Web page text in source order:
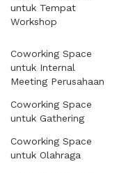
untuk Tempat
Workshop
Coworking Space
untuk Internal
Meeting Perusahaan
Coworking Space
untuk Gathering
Coworking Space
untuk Olahraga